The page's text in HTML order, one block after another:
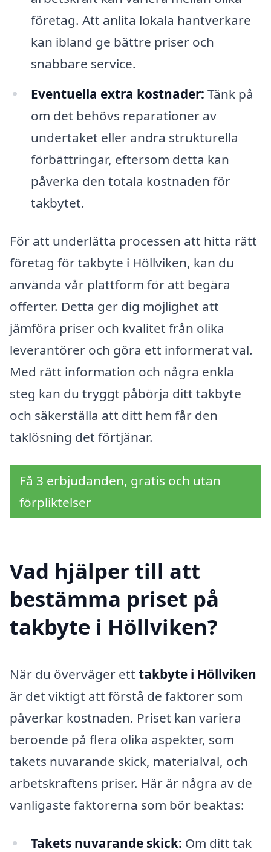
företag. Att anlita lokala hantverkare
kan ibland ge bättre priser och
snabbare service.
Eventuella extra kostnader: Tänk på
om det behövs reparationer av
undertaket eller andra strukturella
förbättringar, eftersom detta kan
påverka den totala kostnaden för
takbytet.
För att underlätta processen att hitta rätt
företag för takbyte i Höllviken, kan du
använda vår plattform för att begära
offerter. Detta ger dig möjlighet att
jämföra priser och kvalitet från olika
leverantörer och göra ett informerat val.
Med rätt information och några enkla
steg kan du tryggt påbörja ditt takbyte
och säkerställa att ditt hem får den
taklösning det förtjänar.
Få 3 erbjudanden, gratis och utan
förpliktelser
Vad hjälper till att
bestämma priset på
takbyte i Höllviken?
När du överväger ett takbyte i Höllviken
är det viktigt att förstå de faktorer som
påverkar kostnaden. Priset kan variera
beroende på flera olika aspekter, som
takets nuvarande skick, materialval, och
arbetskraftens priser. Här är några av de
vanligaste faktorerna som bör beaktas:
Takets nuvarande skick: Om ditt tak